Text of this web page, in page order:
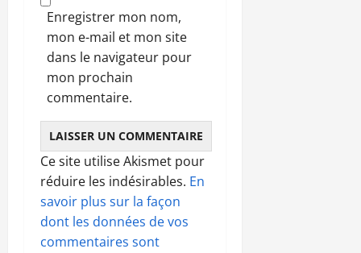
Enregistrer mon nom,
mon e-mail et mon site
dans le navigateur pour
mon prochain
commentaire.
Ce site utilise Akismet pour
réduire les indésirables. En
savoir plus sur la façon
dont les données de vos
commentaires sont